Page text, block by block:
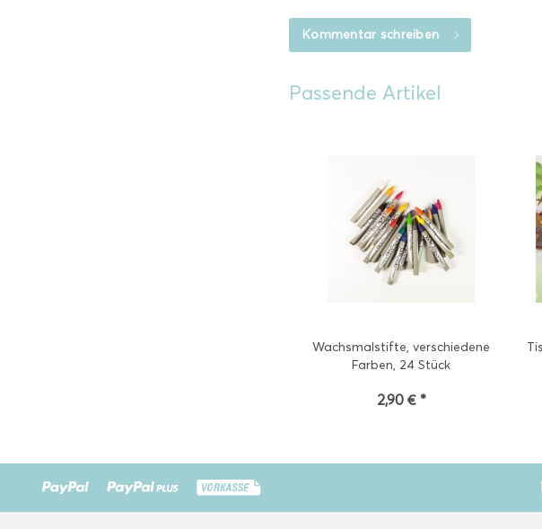
Kommentar schreiben
Passende Artikel
Wachsmalstifte, verschiedene
Farben, 24 Stück
2,90 € *